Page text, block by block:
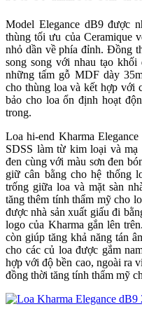
Model Elegance dB9 được
thùng tối ưu của Ceramique
nhỏ dần về phía đỉnh. Đồng
song song với nhau tạo
những tấm gỗ MDF dày
cho thùng loa và kết hợp với
bảo cho loa ổn định hoạt
trong.
Loa hi-end Kharma
SDSS làm từ kim loại và mạ
đen cùng với màu sơn đen
giữ cân bằng cho hệ thống
trống giữa loa và mặt sàn
tăng thêm tính thẩm mỹ cho
được nhà sản xuất giấu đi
logo của Kharma gắn lên
còn giúp tăng khả năng tán
cho các củ loa được gắm
hợp với độ bền cao, ngoài ra
đồng thời tăng tính thẩm mỹ